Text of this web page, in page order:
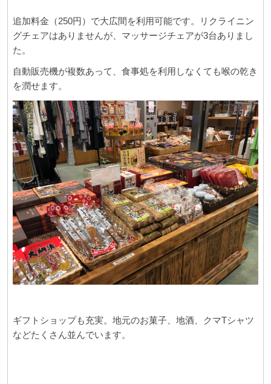
追加料金（250円）で大広間を利用可能です。リクライニン
グチェアはありませんが、マッサージチェアが3台ありまし
た。
自動販売機が複数あって、食事処を利用しなくても喉の乾き
を潤せます。
ギフトショップも充実。地元のお菓子、地酒、クマTシャツ
などたくさん並んでいます。